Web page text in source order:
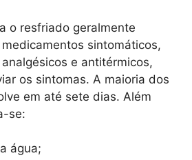
o resfriado geralmente
sintomáticos,
e antitérmicos,
os sintomas. A maioria dos
em até sete dias. Além
se:
água;